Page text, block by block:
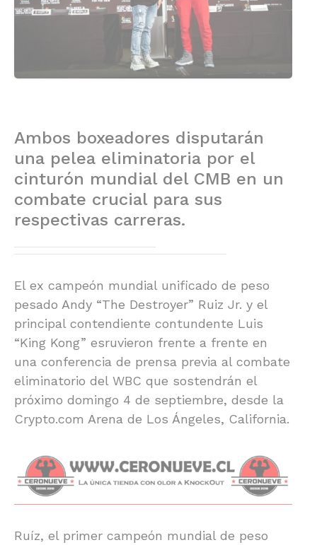
Ambos boxeadores disputarán
una pelea eliminatoria por el
cinturón mundial del CMB en un
combate crucial para sus
respectivas carreras.
El ex campeón mundial unificado de peso
pesado Andy “The Destroyer” Ruiz Jr. y el
principal contendiente contundente Luis
“King Kong” esruvieron frente a frente en
una conferencia de prensa previa al combate
eliminatorio del WBC que sostendrán el
próximo domingo 4 de septiembre, desde la
Crypto.com Arena de Los Ángeles, California.
Ruíz, el primer campeón mundial de peso